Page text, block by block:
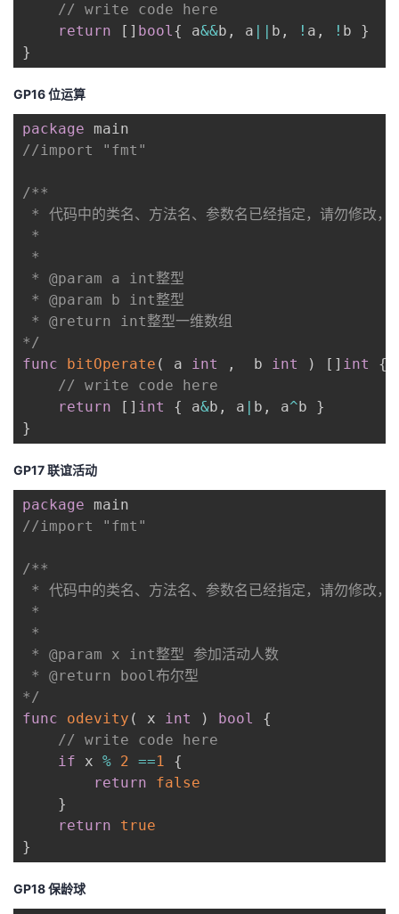
// write code here
return
[ ] bool{ a&&b , a || b , ! a , ! b }
}
GP16 位运算
package
//import "fmt"
/**
* 代码中的类名、方法名、参数名已经指定，请勿修改，
*
*
* @param a int整型
* @param b int整型
* @return int整型一维数组
*/
func
bitOperate ( a int ,
  b
int ) [ ] int
{
// write code here
return
[ ] int { a&b , a | b , a^b }
}
GP17 联谊活动
package
//import "fmt"
/**
* 代码中的类名、方法名、参数名已经指定，请勿修改，
*
*
* @param x int整型 参加活动人数
* @return bool布尔型
*/
func
odevity ( x int ) bool
{
// write code here
if x % 2 ==1
{
return
false
}
return
true
}
GP18 保龄球